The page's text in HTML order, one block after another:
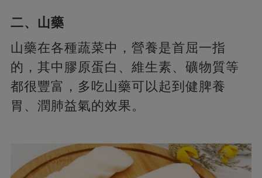
二、山藥
山藥在各種蔬菜中，營養是首屈一指
的，其中膠原蛋白、維生素、礦物質等
都很豐富，多吃山藥可以起到健脾養
胃、潤肺益氣的效果。